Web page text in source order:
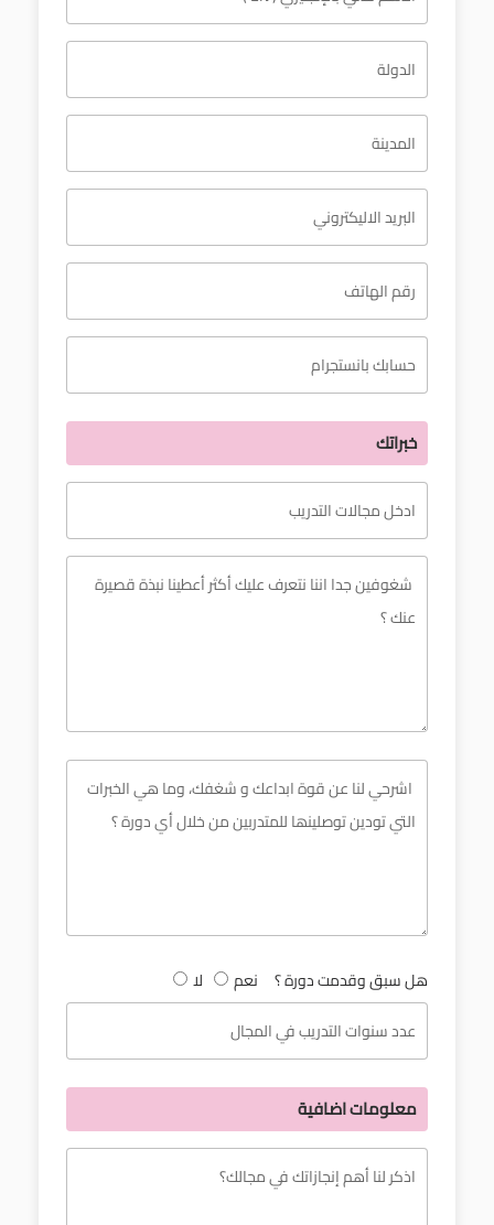
معاً نحو خلق مجتمع مبدع في عالم الأزياء
خبراتك
هل سبق وقدمت دورة ؟ نعم لا
معلومات اضافية